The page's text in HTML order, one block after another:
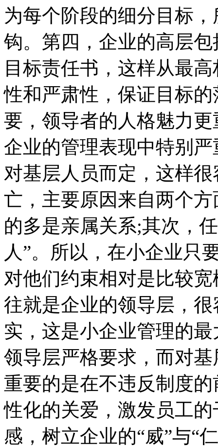
为每个阶段的细分目标
钩。第四，企业的高层
目标责任书，这样从最
性和严肃性，保证目标
要，领导者的人格魅力
企业的管理表现中特别
对基层人员而定，这样
亡，主要原因来自两个
的多是亲属关系;其次，
人”。所以，在小企业只
对他们约束相对是比较
往就是企业的领导层，
实，这是小企业管理的
领导层严格要求，而对
重要的是在不违反制度
性化的关爱，激发员工
感，树立企业的“威”与“